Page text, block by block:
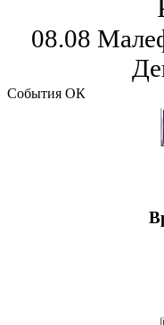
08.08
События ОК